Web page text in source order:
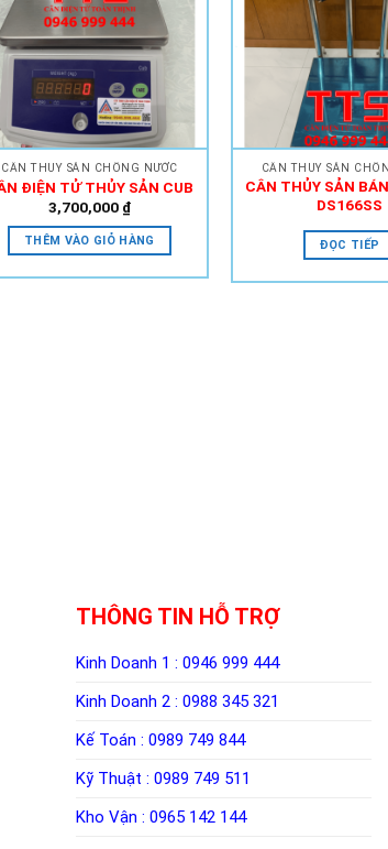
Add to
Wishlist
CÂN THỦY SẢN CHỐNG NƯỚC
ĐIỆN TỬ THỦY SẢN CUB
3,700,000 ₫
THÊM VÀO GIỎ HÀNG
CÂN THỦY SẢN
CÂN THỦY SẢN
DS166SS
ĐỌC TIẾP
THÔNG TIN HỖ TRỢ
Kinh Doanh 1 : 0946 999 444
Kinh Doanh 2 : 0988 345 321
Kế Toán : 0989 749 844
Kỹ Thuật : 0989 749 511
Kho Vận : 0965 142 144